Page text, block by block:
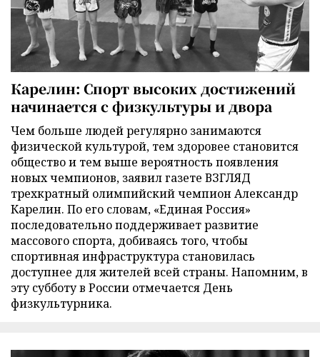
Карелин: Спорт высоких достижений
начинается с физкультуры и двора
Чем больше людей регулярно занимаются
физической культурой, тем здоровее становится
общество и тем выше вероятность появления
новых чемпионов, заявил газете ВЗГЛЯД
трехкратный олимпийский чемпион Александр
Карелин. По его словам, «Единая Россия»
последовательно поддерживает развитие
массового спорта, добиваясь того, чтобы
спортивная инфраструктура становилась
доступнее для жителей всей страны. Напомним, в
эту субботу в России отмечается День
физкультурника.